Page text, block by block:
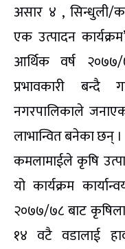
असार ४ , सिन्धुली/
एक उत्पादन
आर्थिक वर्ष
प्रभावकारी बन्दै
नगरपालिकाले
लाभान्वित बनेका छन् ।
कमलामाईले कृषि
यो कार्यक्रम
२०७७/७८ बाट
१४ वटै वडालाई